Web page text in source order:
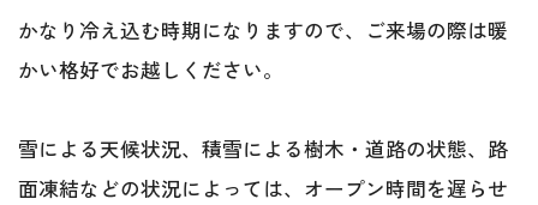
かなり冷え込む時期になりますので、ご来場の際は暖
かい格好でお越しください。
雪による天候状況、積雪による樹木・道路の状態、路
面凍結などの状況によっては、オープン時間を遅らせ